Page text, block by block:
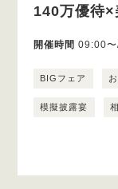
140万優待
開催時間 09:00
BIGフェア
模擬披露宴